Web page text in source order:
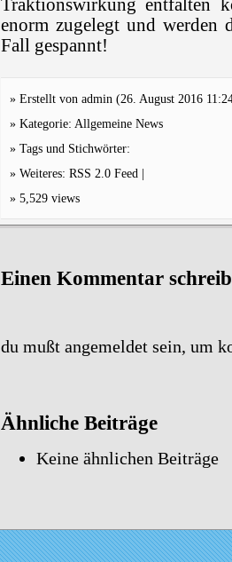
enorm zugelegt und
Fall gespannt!
Erstellt von admin (26. August 2016
Kategorie: Allgemeine News
Tags und Stichwörter:
Weiteres: RSS 2.0 Feed |
5,529 views
Einen Kommentar
du mußt angemeldet sein, um
Ähnliche Beiträge
Keine ähnlichen Beiträge